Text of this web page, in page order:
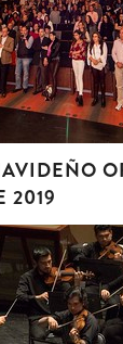
2019